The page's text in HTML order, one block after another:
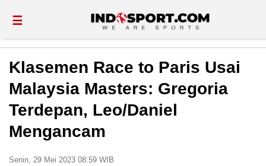
☰
Klasemen Race to Paris Usai
Malaysia Masters: Gregoria
Terdepan, Leo/Daniel
Mengancam
Senin, 29 Mei 2023 08:59 WIB